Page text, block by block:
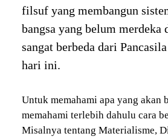
filsuf yang membangun
bangsa yang belum merdeka
sangat berbeda dari
hari ini.
Untuk memahami apa yang akan
memahami terlebih dahulu cara
Misalnya tentang Materialisme,